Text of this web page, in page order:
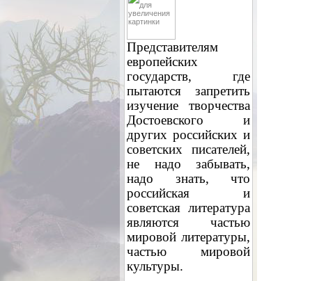
Представителям
европейских
государств, где
пытаются запретить
изучение творчества
Достоевского и
других российских и
советских писателей,
не надо забывать,
надо знать, что
российская и
советская литература
являются частью
мировой литературы,
частью мировой
культуры.